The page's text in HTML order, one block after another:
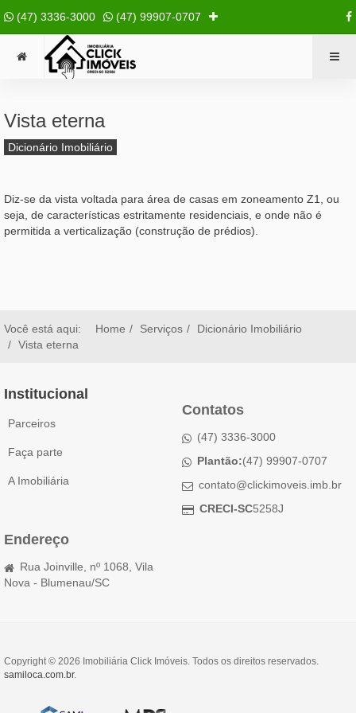
(47) 3336-3000 (47) 99907-0707
Vista eterna
Dicionário Imobiliário
Diz-se da vista voltada para área de casas em zoneamento Z1, ou
seja, de características estritamente residenciais, e onde não é
permitida a verticalização (construção de prédios).
Você está aqui: Home Serviços
Dicionário Imobiliário
Vista eterna
Institucional
Parceiros
Faça parte
A Imobiliária
Contatos
(47) 3336-3000
Plantão:(47) 99907-0707
contato@clickimoveis.imb.br
CRECI-SC5258J
Endereço
Rua Joinville, nº 1068, Vila
Nova - Blumenau/SC
Copyright © 2026 Imobiliária Click Imóveis. Todos os direitos reservados.
samiloca.com.br.